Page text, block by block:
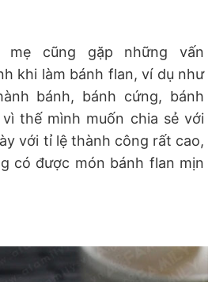
cũng gặp những vấn
khi làm bánh flan, ví dụ như
bánh, bánh cứng, bánh
thế mình muốn chia sẻ với
với tỉ lệ thành công rất cao,
có được món bánh flan mịn